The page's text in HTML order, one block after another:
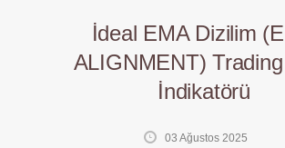
İdeal EMA Dizilim
ALIGNMENT)
İndikatörü
03 Ağustos 2025